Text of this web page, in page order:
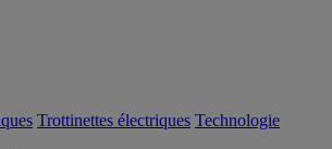
Trottinettes électriques Technologie